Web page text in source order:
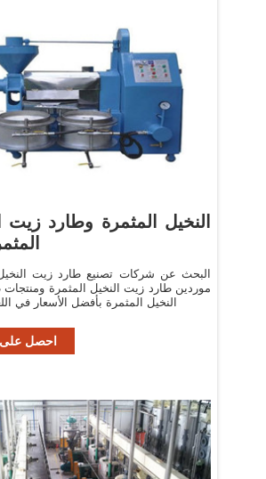
النخيل المثمرة وطارد زيت
البحث عن شركات تصنيع طارد زيت
موردين طارد زيت النخيل المثمرة
النخيل المثمرة بأفضل الأسعار في
احصل على